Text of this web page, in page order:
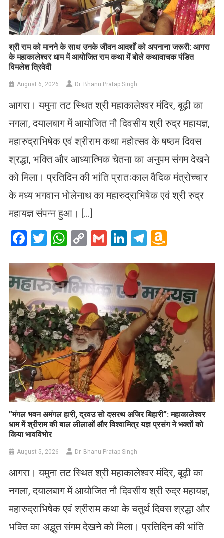
​श्री राम को मानने के साथ उनके जीवन आदर्शों को अपनाना जरूरी: आगरा
के महाकालेश्वर धाम में आयोजित राम कथा में बोले कथावाचक पंडित
विमलेश त्रिवेदी
August 6, 2026 Dr. Bhanu Pratap Singh
आगरा। यमुना तट स्थित श्री महाकालेश्वर मंदिर, बूढ़ी का
नगला, दयालबाग में आयोजित नौ दिवसीय श्री रुद्र महायज्ञ,
महारुद्राभिषेक एवं श्रीराम कथा महोत्सव के षष्ठम दिवस
श्रद्धा, भक्ति और आध्यात्मिक चेतना का अनुपम संगम देखने
को मिला। प्रतिदिन की भांति प्रातःकाल वैदिक मंत्रोच्चार
के मध्य भगवान भोलेनाथ का महारुद्राभिषेक एवं श्री रुद्र
महायज्ञ संपन्न हुआ। […]
Facebook
Twitter
WhatsApp
CopyGmailLinkedIn
Telegram
List
​”मंगल भवन अमंगल हारी, द्रवउ सो दसरथ अजिर बिहारी”: महाकालेश्वर
धाम में श्रीराम की बाल लीलाओं और विश्वामित्र यज्ञ प्रसंग ने भक्तों को
किया भावविभोर
August 5, 2026 Dr. Bhanu Pratap Singh
आगरा। यमुना तट स्थित श्री महाकालेश्वर मंदिर, बूढ़ी का
नगला, दयालबाग में आयोजित नौ दिवसीय श्री रुद्र महायज्ञ,
महारुद्राभिषेक एवं श्रीराम कथा के चतुर्थ दिवस श्रद्धा और
भक्ति का अद्भुत संगम देखने को मिला। प्रतिदिन की भांति